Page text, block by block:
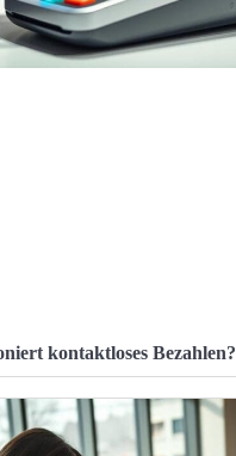
kontaktloses Bezahlen?